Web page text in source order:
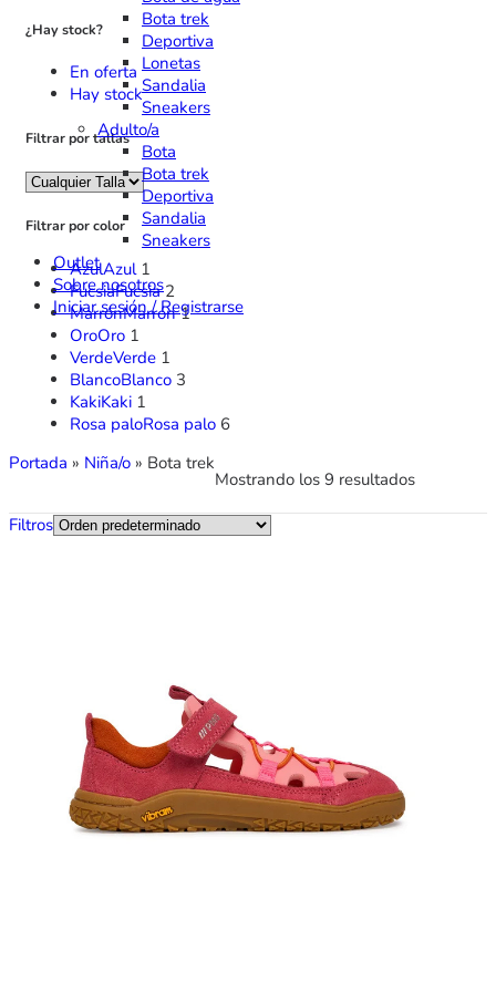
¿Hay stock?
En oferta
Hay stock
Filtrar por tallas
Filtrar por color
AzulAzul 1
FucsiaFucsia 2
MarrónMarrón 1
OroOro 1
VerdeVerde 1
BlancoBlanco 3
KakiKaki 1
Rosa paloRosa palo 6
Portada » Niña/o » Bota trek
Mostrando los 9 resultados
Filtros
Bota trek
Deportiva
Lonetas
Sandalia
Sneakers
Adulto/a
Bota
Bota trek
Deportiva
Sandalia
Sneakers
Outlet
Sobre nosotros
Iniciar sesión / Registrarse